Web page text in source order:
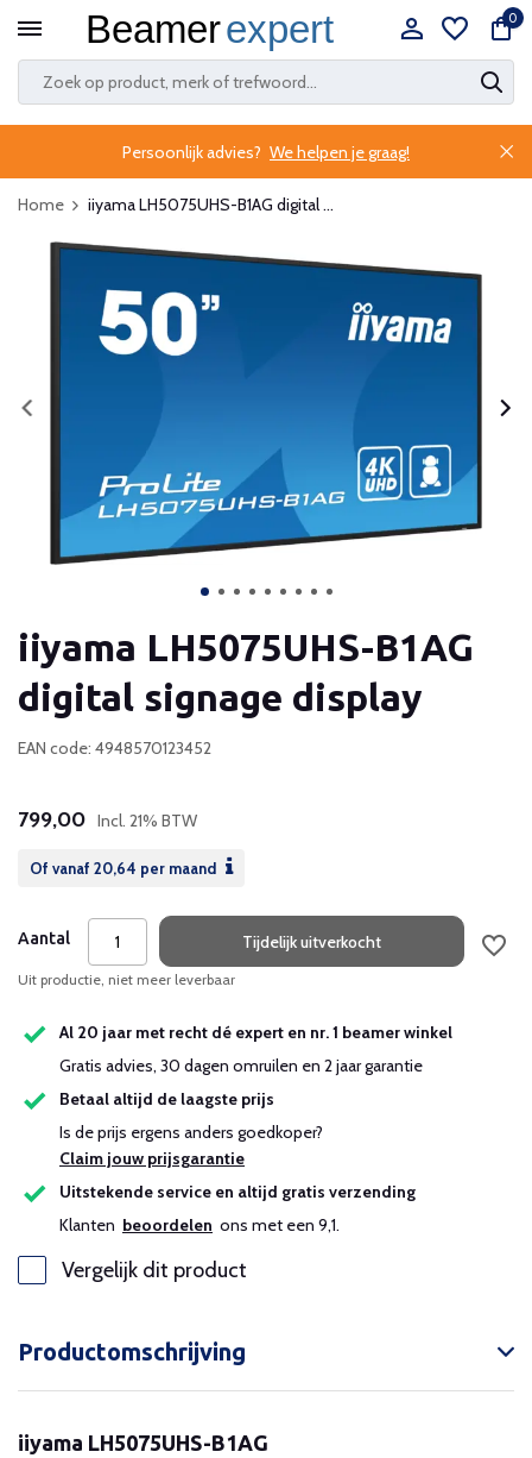
0
Persoonlijk advies? We helpen je graag!
Home iiyama LH5075UHS-B1AG digital ...
iiyama LH5075UHS-B1AG
digital signage display
EAN code: 4948570123452
799,00 Incl. 21% BTW
Of vanaf 20,64 per maand
Aantal Tijdelijk uitverkocht
Uit productie, niet meer leverbaar
Al 20 jaar met recht dé expert en nr. 1 beamer winkel
Gratis advies, 30 dagen omruilen en 2 jaar garantie
Betaal altijd de laagste prijs
Is de prijs ergens anders goedkoper?
Claim jouw prijsgarantie
Uitstekende service en altijd gratis verzending
Klanten beoordelen ons met een 9,1.
Vergelijk dit product
Productomschrijving
iiyama LH5075UHS-B1AG